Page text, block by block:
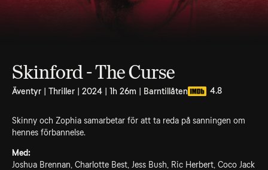
Skinford - The Curse
Äventyr | Thriller | 2024 | 1h 26m | Barntillåten 4.8
Skinny och Zophia samarbetar för att ta reda på sanningen om
hennes förbannelse.
Med:
Joshua Brennan, Charlotte Best, Jess Bush, Ric Herbert, Coco Jack